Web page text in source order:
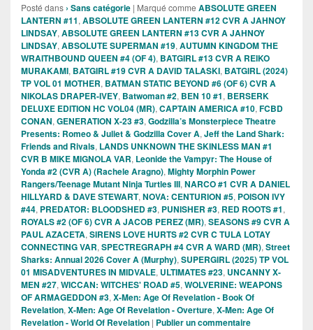
Posté dans › Sans catégorie | Marqué comme ABSOLUTE GREEN
LANTERN #11, ABSOLUTE GREEN LANTERN #12 CVR A JAHNOY
LINDSAY, ABSOLUTE GREEN LANTERN #13 CVR A JAHNOY
LINDSAY, ABSOLUTE SUPERMAN #19, AUTUMN KINGDOM THE
WRAITHBOUND QUEEN #4 (OF 4), BATGIRL #13 CVR A REIKO
MURAKAMI, BATGIRL #19 CVR A DAVID TALASKI, BATGIRL (2024)
TP VOL 01 MOTHER, BATMAN STATIC BEYOND #6 (OF 6) CVR A
NIKOLAS DRAPER-IVEY, Batwoman #2, BEN 10 #1, BERSERK
DELUXE EDITION HC VOL04 (MR), CAPTAIN AMERICA #10, FCBD
CONAN, GENERATION X-23 #3, Godzilla’s Monsterpiece Theatre
Presents: Romeo & Juliet & Godzilla Cover A, Jeff the Land Shark:
Friends and Rivals, LANDS UNKNOWN THE SKINLESS MAN #1
CVR B MIKE MIGNOLA VAR, Leonide the Vampyr: The House of
Yonda #2 (CVR A) (Rachele Aragno), Mighty Morphin Power
Rangers/Teenage Mutant Ninja Turtles III, NARCO #1 CVR A DANIEL
HILLYARD & DAVE STEWART, NOVA: CENTURION #5, POISON IVY
#44, PREDATOR: BLOODSHED #3, PUNISHER #3, RED ROOTS #1,
ROYALS #2 (OF 6) CVR A JACOB PEREZ (MR), SEASONS #9 CVR A
PAUL AZACETA, SIRENS LOVE HURTS #2 CVR C TULA LOTAY
CONNECTING VAR, SPECTREGRAPH #4 CVR A WARD (MR), Street
Sharks: Annual 2026 Cover A (Murphy), SUPERGIRL (2025) TP VOL
01 MISADVENTURES IN MIDVALE, ULTIMATES #23, UNCANNY X-
MEN #27, WICCAN: WITCHES' ROAD #5, WOLVERINE: WEAPONS
OF ARMAGEDDON #3, X-Men: Age Of Revelation - Book Of
Revelation, X-Men: Age Of Revelation - Overture, X-Men: Age Of
Revelation - World Of Revelation | Publier un commentaire